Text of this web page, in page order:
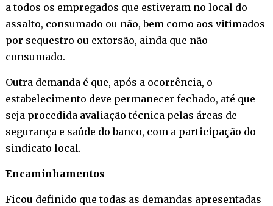
a todos os empregados que estiveram no local do
assalto, consumado ou não, bem como aos vitimados
por sequestro ou extorsão, ainda que não
consumado.
Outra demanda é que, após a ocorrência, o
estabelecimento deve permanecer fechado, até que
seja procedida avaliação técnica pelas áreas de
segurança e saúde do banco, com a participação do
sindicato local.
Encaminhamentos
Ficou definido que todas as demandas apresentadas